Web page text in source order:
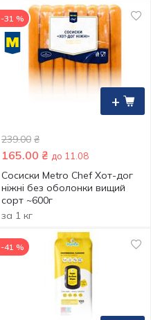
+
-31 %
239.00 ₴
165.00 ₴ до 11.08
Сосиски Metro Chef Хот-дог
ніжні без оболонки вищий
сорт ~600г
за 1 кг
-41 %